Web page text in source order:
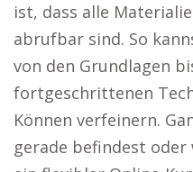
ist, dass alle
abrufbar sind. So
von den Grundlagen
fortgeschrittenen
Können verfeinern.
gerade befindest